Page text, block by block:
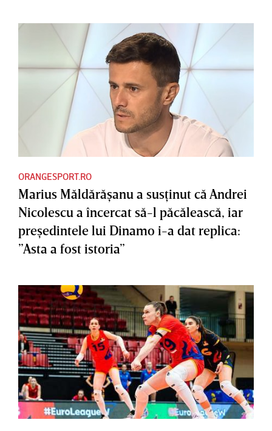
ORANGESPORT.RO
Marius Măldărăşanu a susţinut că Andrei
Nicolescu a încercat să-l păcălească, iar
preşedintele lui Dinamo i-a dat replica:
”Asta a fost istoria”